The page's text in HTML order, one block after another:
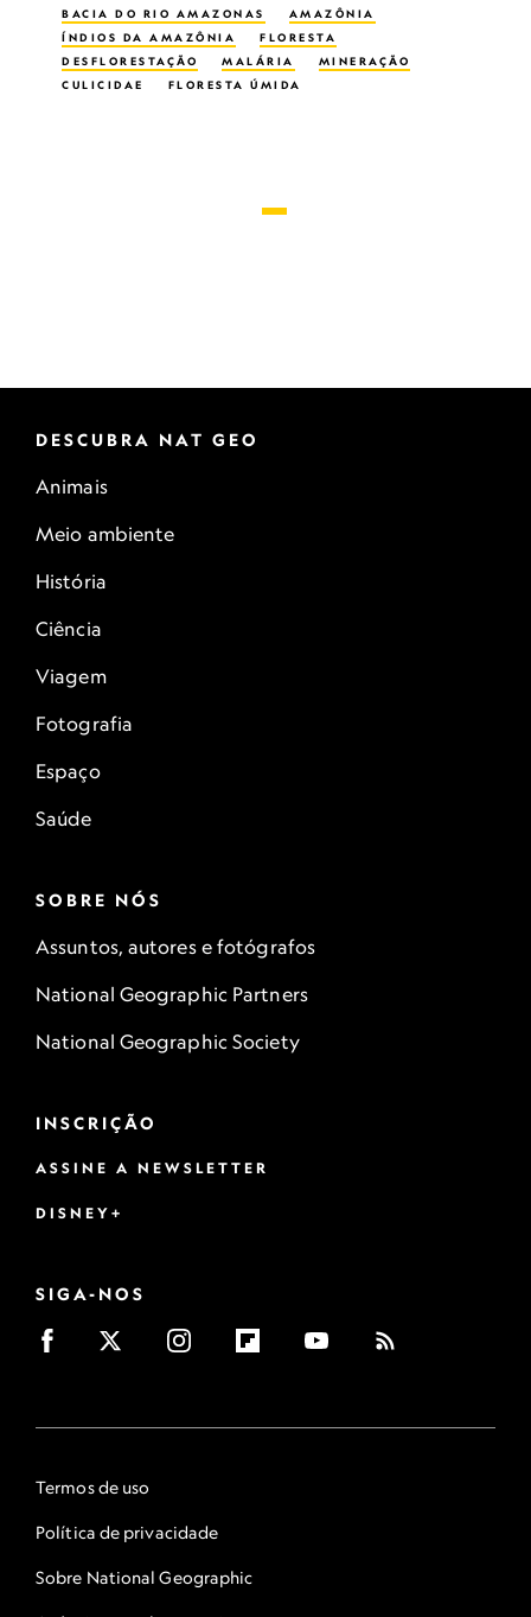
BACIA DO RIO AMAZONAS
AMAZÔNIA
ÍNDIOS DA AMAZÔNIA
FLORESTA
DESFLORESTAÇÃO
MALÁRIA
MINERAÇÃO
CULICIDAE
FLORESTA ÚMIDA
DESCUBRA NAT GEO
Animais
Meio ambiente
História
Ciência
Viagem
Fotografia
Espaço
Saúde
SOBRE NÓS
Assuntos, autores e fotógrafos
National Geographic Partners
National Geographic Society
INSCRIÇÃO
ASSINE A NEWSLETTER
DISNEY+
SIGA-NOS
Termos de uso
Política de privacidade
Sobre National Geographic